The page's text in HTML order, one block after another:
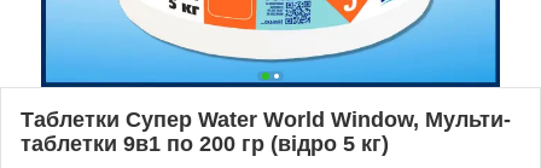
Таблетки Супер Water World Window, Мульти-
таблетки 9в1 по 200 гр (відро 5 кг)